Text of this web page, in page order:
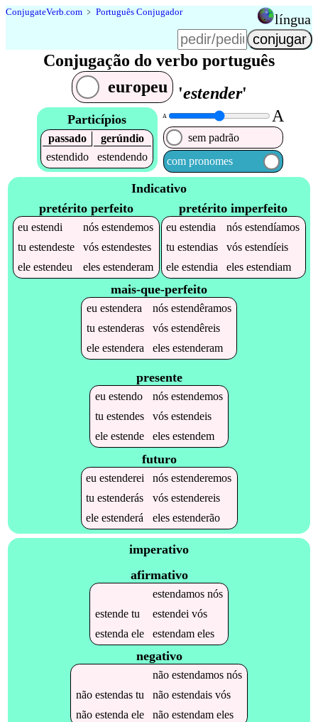
ConjugateVerb.com ﹥ Português Conjugador língua
Conjugação do verbo português
europeu
'estender'
Particípios
passado
gerúndio
estendido
estendendo
A A
sem padrão
com pronomes
Indicativo
pretérito perfeito
euestendi nósestendemos
tuestendeste vósestendestes
eleestendeu elesestenderam
pretérito imperfeito
euestendia nósestendíamos
tuestendias vósestendíeis
eleestendia elesestendiam
mais-que-perfeito
eu estendera nós estendêramos
tu estenderas vós estendêreis
ele estendera eles estenderam
presente
eu estendo nós estendemos
tu estendes vós estendeis
ele estende eles estendem
futuro
euestenderei nósestenderemos
tuestenderás vósestendereis
eleestenderá elesestenderão
imperativo
afirmativo
estendamosnós
estendetu estendei vós
estenda ele estendameles
negativo
não estendamosnós
não estendastu não estendaisvós
não estenda ele não estendameles